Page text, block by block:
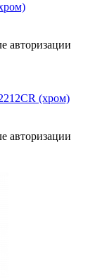
авторизации
(хром)
авторизации